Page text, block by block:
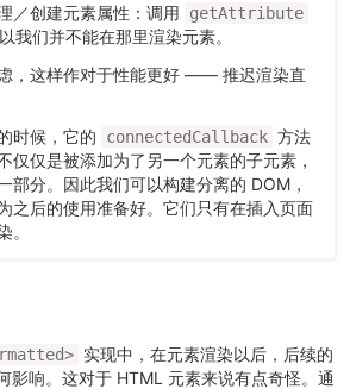
／创建元素属性：调用
getAttribute
我们并不能在那里渲染元素。
，这样作对于性能更好 —— 推迟渲染直
时候，它的
connectedCallback 方法
仅仅是被添加为了另一个元素的子元素，
部分。因此我们可以构建分离的 DOM，
之后的使用准备好。它们只有在插入页面
。
实现中，在元素渲染以后，后续的
影响。这对于 HTML 元素来说有点奇怪。通